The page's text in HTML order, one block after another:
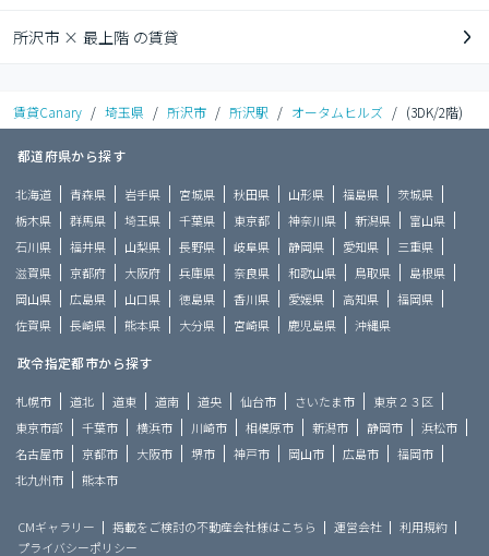
所沢市 × 最上階 の賃貸
賃貸Canary / 埼玉県 / 所沢市 / 所沢駅 / オータムヒルズ / (3DK/2階)
都道府県から探す
北海道 青森県 岩手県 宮城県 秋田県 山形県 福島県
茨城県
栃木県
群馬県 埼玉県 千葉県 東京都 神奈川県 新潟県
富山県
石川県
福井県 山梨県 長野県 岐阜県 静岡県 愛知県
三重県
滋賀県
京都府 大阪府 兵庫県 奈良県 和歌山県 鳥取県
島根県
岡山県
広島県 山口県 徳島県 香川県 愛媛県 高知県
福岡県
佐賀県
長崎県 熊本県 大分県 宮崎県 鹿児島県 沖縄県
政令指定都市から探す
札幌市 道北 道東 道南 道央 仙台市 さいたま市
東京２３区
東京市部
千葉市 横浜市 川崎市 相模原市 新潟市 静岡市
浜松市
名古屋市
京都市 大阪市 堺市 神戸市 岡山市 広島市
福岡市
北九州市
熊本市
CMギャラリー 掲載をご検討の不動産会社様はこちら 運営会社
利用規約
プライバシーポリシー